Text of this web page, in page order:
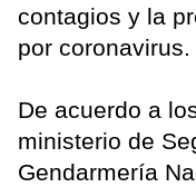
contagios y la
por coronavirus.
De acuerdo a
ministerio de
Gendarmería